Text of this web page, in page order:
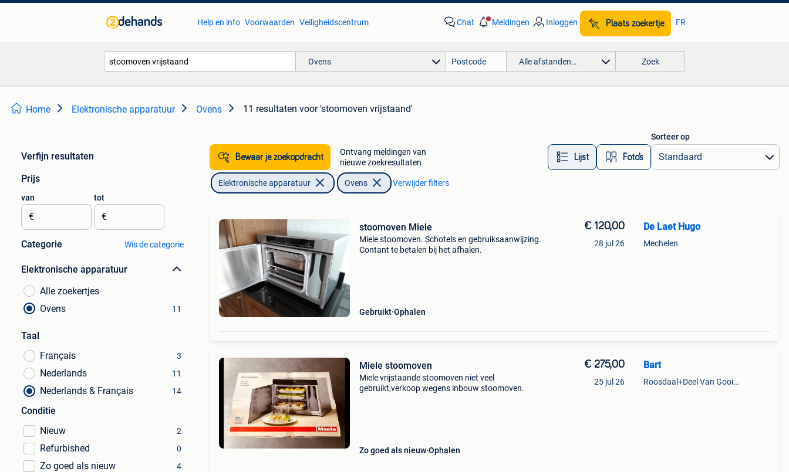
Help en info Voorwaarden Veiligheidscentrum Chat Meldingen Inloggen Plaats zoekertje FR
Ovens Alle afstanden… Zoek
Home Elektronische apparatuur Ovens 11 resultaten voor 'stoomoven vrijstaand'
Verfijn resultaten
Prijs
van
€
tot
€
Categorie Wis de categorie
Elektronische apparatuur
Alle zoekertjes
Ovens
11
Taal
Français
3
Nederlands 11
Nederlands & Français 14
Conditie
Nieuw
2
Refurbished 0
Zo goed als nieuw 4
Bewaar je zoekopdracht
Ontvang meldingen van
nieuwe zoekresultaten
Lijst Foto’s
Sorteer op
Elektronische apparatuur Ovens Verwijder filters
stoomoven Miele
Miele stoomoven. Schotels en gebruiksaanwijzing.
Contant te betalen bij het afhalen.
Gebruikt Ophalen
€ 120,00
28 jul 26
De Laet Hugo
Mechelen
Miele stoomoven
Miele vrijstaande stoomoven niet veel
gebruikt,verkoop wegens inbouw stoomoven.
Zo goed als nieuw Ophalen
€ 275,00
25 jul 26
Bart
Roosdaal+Deel Van Gooik En Sint-Kwintens-Lennik